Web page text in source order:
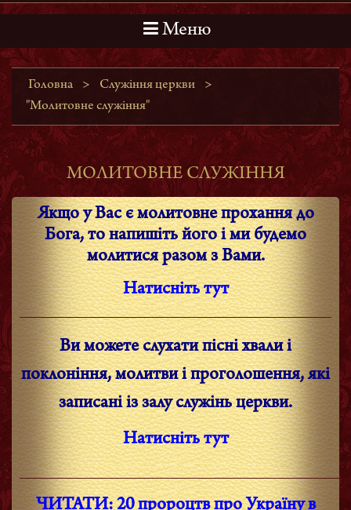
Меню
Головна > Служіння церкви
>
"Молитовне служіння"
МОЛИТОВНЕ СЛУЖІННЯ
Якщо у Вас є молитовне прохання до
Бога, то напишіть його і ми будемо
молитися разом з Вами.
Натисніть тут
Ви можете слухатипісні хвали і
поклоніння, молитви і проголошення, які
записані із залу служінь церкви.
Натисніть тут
ЧИТАТИ: 20 пророцтв про Україну в